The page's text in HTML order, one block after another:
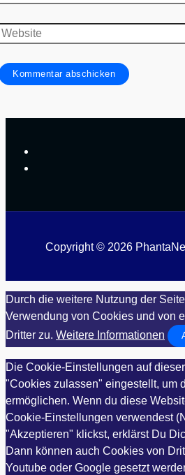
Copyright © 2026
Durch die weitere Nutzung der
Verwendung von Cookies und von
Dritter zu. Weitere Informationen
Die Cookie-Einstellungen auf
"Cookies zulassen" eingestellt, um
ermöglichen. Wenn du diese
Cookie-Einstellungen verwendest
"Akzeptieren" klickst, erklärst Du
Dann können auch Cookies von
Youtube oder Google gesetzt